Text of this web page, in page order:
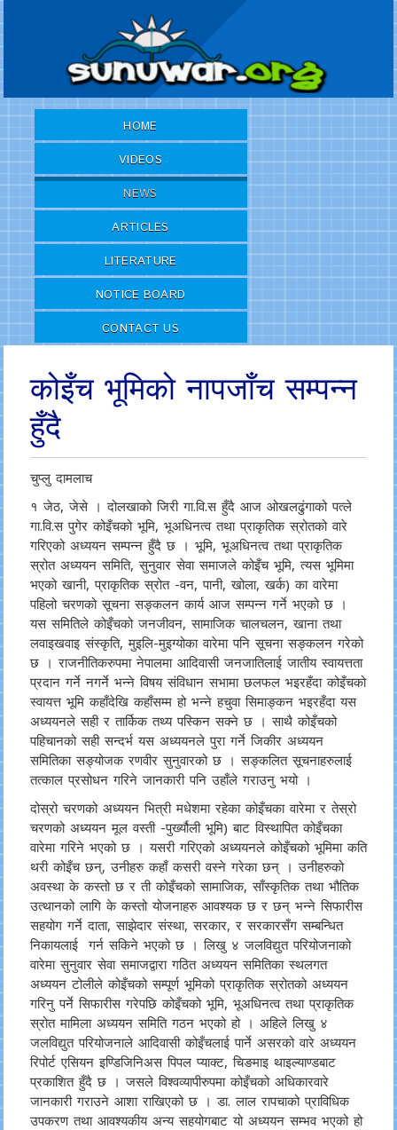
HOME
VIDEOS
NEWS
ARTICLES
LITERATURE
NOTICE BOARD
CONTACT US
कोइँच भूमिको नापजाँच सम्पन्न
हुँदै
चुप्लु दामलाच
१ जेठ, जेसे । दोलखाको जिरी गा.वि.स हुँदै आज ओखलढुंगाको पत्ले
गा.वि.स पुगेर कोइँचको भूमि, भूअधिनत्व तथा प्राकृतिक स्रोतको वारे
गरिएको अध्ययन सम्पन्न हुँदै छ । भूमि, भूअधिनत्व तथा प्राकृतिक
स्रोत अध्ययन समिति, सुनुवार सेवा समाजले कोइँच भूमि, त्यस भूमिमा
भएको खानी, प्राकृतिक स्रोत -वन, पानी, खोला, खर्क) का वारेमा
पहिलो चरणको सूचना सङ्कलन कार्य आज सम्पन्न गर्ने भएको छ ।
यस समितिले कोइँचको जनजीवन, सामाजिक चालचलन, खाना तथा
लवाइखवाइ संस्कृति, मुइलि-मुइग्योका वारेमा पनि सूचना सङ्कलन गरेको
छ । राजनीतिकरुपमा नेपालमा आदिवासी जनजातिलाई जातीय स्वायत्तता
प्रदान गर्ने नगर्ने भन्ने विषय संविधान सभामा छलफल भइरहँदा कोइँचको
स्वायत्त भूमि कहाँदेखि कहाँसम्म हो भन्ने हचुवा सिमाङ्कन भइरहँदा यस
अध्ययनले सही र तार्किक तथ्य पस्किन सक्ने छ । साथै कोइँचको
पहिचानको सही सन्दर्भ यस अध्ययनले पुरा गर्ने जिकीर अध्ययन
समितिका सङ्योजक रणवीर सुनुवारको छ । सङ्कलित सूचनाहरुलाई
तत्काल प्रसोधन गरिने जानकारी पनि उहाँले गराउनु भयो ।
दोस्रो चरणको अध्ययन भित्री मधेशमा रहेका कोइँचका वारेमा र तेस्रो
चरणको अध्ययन मूल वस्ती -पुर्ख्यौली भूमि) बाट विस्थापित कोइँचका
वारेमा गरिने भएको छ । यसरी गरिएको अध्ययनले कोइँचको भूमिमा कति
थरी कोइँच छन्, उनीहरु कहाँ कसरी वस्ने गरेका छन् । उनीहरुको
अवस्था के कस्तो छ र ती कोइँचको सामाजिक, साँस्कृतिक तथा भौतिक
उत्थानको लागि के कस्तो योजनाहरु आवश्यक छ र छन् भन्ने सिफारीस
सहयोग गर्ने दाता, साझेदार संस्था, सरकार, र सरकारसँग सम्बन्धित
निकायलाई गर्न सकिने भएको छ । लिखु ४ जलविद्युत परियोजनाको
वारेमा सुनुवार सेवा समाजद्वारा गठित अध्ययन समितिका स्थलगत
अध्ययन टोलीले कोइँचको सम्पूर्ण भूमिको प्राकृतिक स्रोतको अध्ययन
गरिनु पर्ने सिफारीस गरेपछि कोइँचको भूमि, भूअधिनत्व तथा प्राकृतिक
स्रोत मामिला अध्ययन समिति गठन भएको हो । अहिले लिखु ४
जलविद्युत परियोजनाले आदिवासी कोइँचलाई पार्ने असरको वारे अध्ययन
रिपोर्ट एसियन इण्डिजिनिअस पिपल प्याक्ट, चिङमाइ थाइल्याण्डबाट
प्रकाशित हुँदै छ । जसले विश्वव्यापीरुपमा कोइँचको अधिकारवारे
जानकारी गराउने आशा राखिएको छ । डा. लाल रापचाको प्राविधिक
उपकरण तथा आवश्यकीय अन्य सहयोगबाट यो अध्ययन सम्भव भएको हो